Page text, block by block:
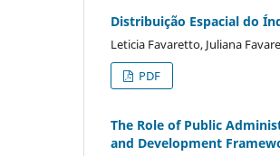
Distribuição Espacial do
Leticia Favaretto, Juliana
PDF
The Role of Public
and Development